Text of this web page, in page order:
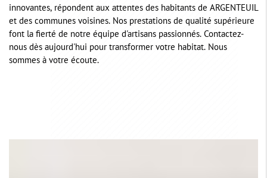
innovantes, répondent aux attentes des habitants de ARGENTEUIL
et des communes voisines. Nos prestations de qualité supérieure
font la fierté de notre équipe d'artisans passionnés. Contactez-
nous dès aujourd'hui pour transformer votre habitat. Nous
sommes à votre écoute.